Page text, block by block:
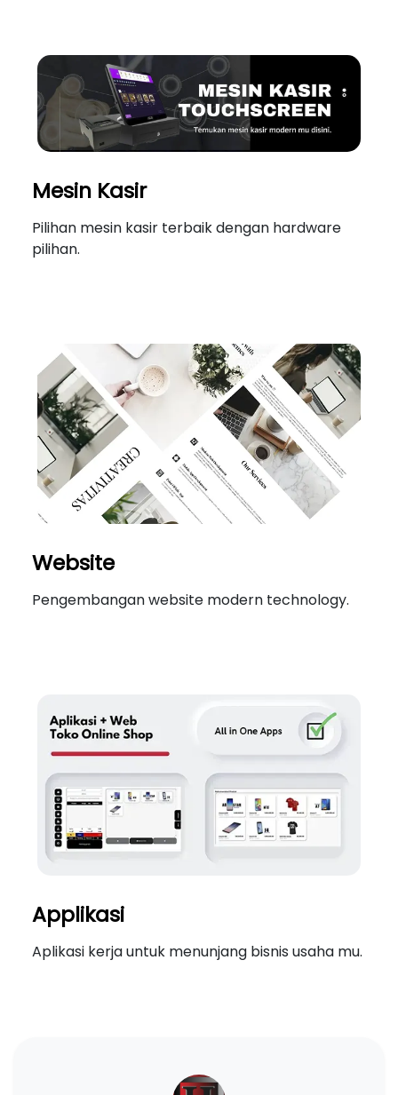
Mesin Kasir
Pilihan mesin kasir terbaik dengan hardware
pilihan.
Website
Pengembangan website modern technology.
Applikasi
Aplikasi kerja untuk menunjang bisnis usaha mu.